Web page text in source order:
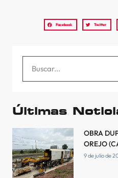
Facebook Twitter
Últimas
OBRA
OREJO
9 de julio de